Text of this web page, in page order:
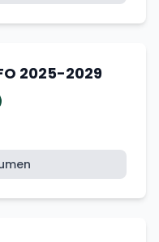
2025-2029